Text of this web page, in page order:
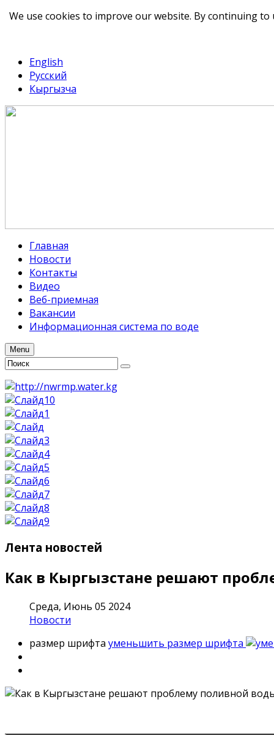
English
Русский
Кыргызча
Главная
Новости
Контакты
Видео
Веб-приемная
Вакансии
Информационная система по воде
Menu
Лента новостей
Как в Кыргызстане решают
Среда, Июнь 05 2024
Новости
размер шрифта уменьшить размер шрифта
We use cookies to improve our website. By continuing